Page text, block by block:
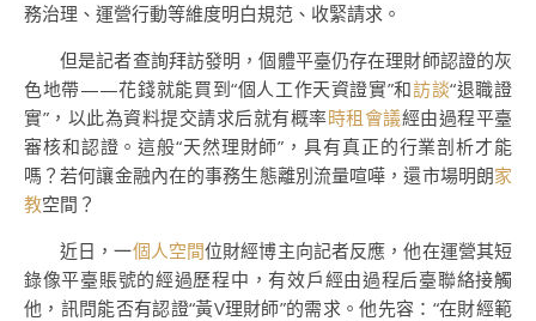
務治理、運營行動等維度明白規范、收緊請求。
但是記者查詢拜訪發明，個體平臺仍存在理財師認證的灰
色地帶——花錢就能買到“個人工作天資證實”和訪談“退職證
實”，以此為資料提交請求后就有概率時租會議經由過程平臺
審核和認證。這般“天然理財師”，具有真正的行業剖析才能
嗎？若何讓金融內在的事務生態離別流量喧嘩，還市場明朗家
教空間？
近日，一個人空間位財經博主向記者反應，他在運營其短
錄像平臺賬號的經過歷程中，有效戶經由過程后臺聯絡接觸
他，訊問能否有認證“黃V理財師”的需求。他先容：“在財經範